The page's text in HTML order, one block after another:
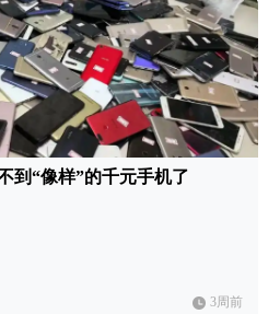
到“像样”的千元手机了
3周前